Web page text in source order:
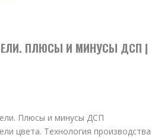
ПЛЮСЫ И МИНУСЫ ДСП |
Плюсы и минусы ДСП
цвета. Технология производства